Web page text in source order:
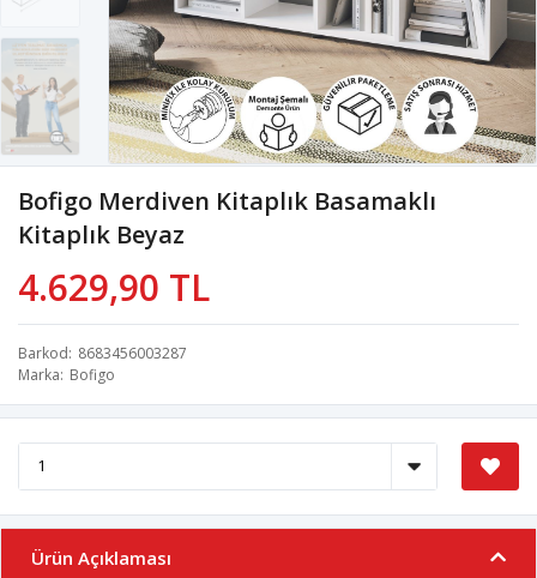
Bofigo Merdiven Kitaplık Basamaklı
Kitaplık Beyaz
4.629,90 TL
Barkod 8683456003287
Marka Bofigo
Ürün Açıklaması